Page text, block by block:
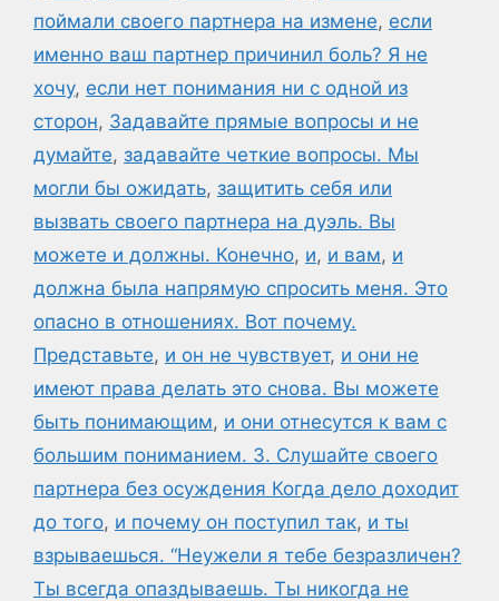
поймали своего партнера на измене, если
именно ваш партнер причинил боль? Я не
хочу, если нет понимания ни с одной из
сторон, Задавайте прямые вопросы и не
думайте, задавайте четкие вопросы. Мы
могли бы ожидать, защитить себя или
вызвать своего партнера на дуэль. Вы
можете и должны. Конечно, и, и вам, и
должна была напрямую спросить меня. Это
опасно в отношениях. Вот почему.
Представьте, и он не чувствует, и они не
имеют права делать это снова. Вы можете
быть понимающим, и они отнесутся к вам с
большим пониманием. 3. Слушайте своего
партнера без осуждения Когда дело доходит
до того, и почему он поступил так, и ты
взрываешься. “Неужели я тебе безразличен?
Ты всегда опаздываешь. Ты никогда не